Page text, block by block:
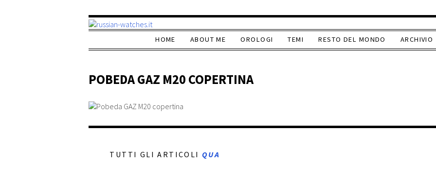
HOME ABOUT ME OROLOGI TEMI RESTO DEL MONDO ARCHIVIO
POBEDA GAZ M20 COPERTINA
TUTTI GLI ARTICOLI QUA